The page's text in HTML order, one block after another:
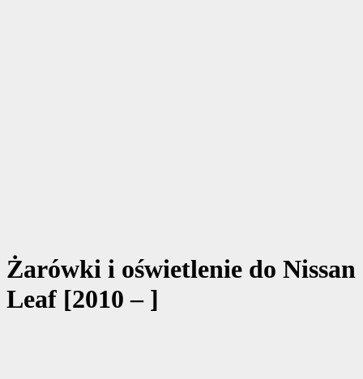
Żarówki i oświetlenie do Nissan
Leaf [2010 – ]